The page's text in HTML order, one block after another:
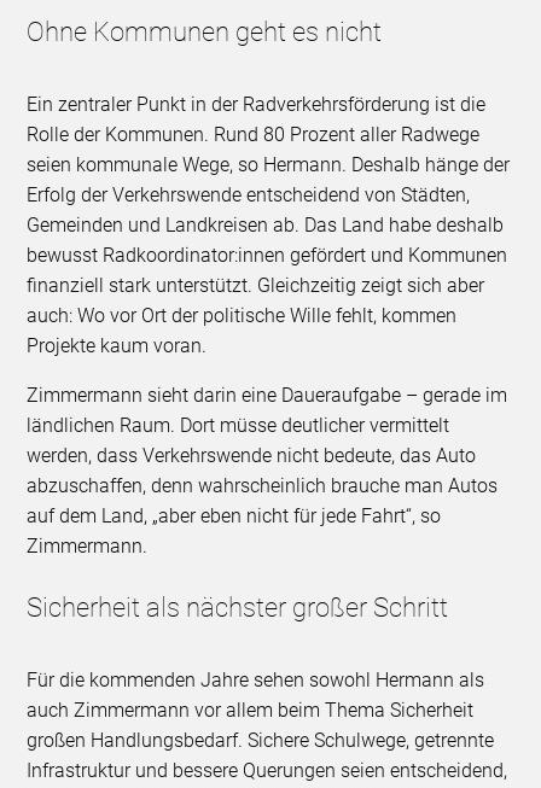
Ohne Kommunen geht es nicht
Ein zentraler Punkt in der Radverkehrsförderung ist die
Rolle der Kommunen. Rund 80 Prozent aller Radwege
seien kommunale Wege, so Hermann. Deshalb hänge der
Erfolg der Verkehrswende entscheidend von Städten,
Gemeinden und Landkreisen ab. Das Land habe deshalb
bewusst Radkoordinator:innen gefördert und Kommunen
finanziell stark unterstützt. Gleichzeitig zeigt sich aber
auch: Wo vor Ort der politische Wille fehlt, kommen
Projekte kaum voran.
Zimmermann sieht darin eine Daueraufgabe – gerade im
ländlichen Raum. Dort müsse deutlicher vermittelt
werden, dass Verkehrswende nicht bedeute, das Auto
abzuschaffen, denn wahrscheinlich brauche man Autos
auf dem Land, „aber eben nicht für jede Fahrt“, so
Zimmermann.
Sicherheit als nächster großer Schritt
Für die kommenden Jahre sehen sowohl Hermann als
auch Zimmermann vor allem beim Thema Sicherheit
großen Handlungsbedarf. Sichere Schulwege, getrennte
Infrastruktur und bessere Querungen seien entscheidend,